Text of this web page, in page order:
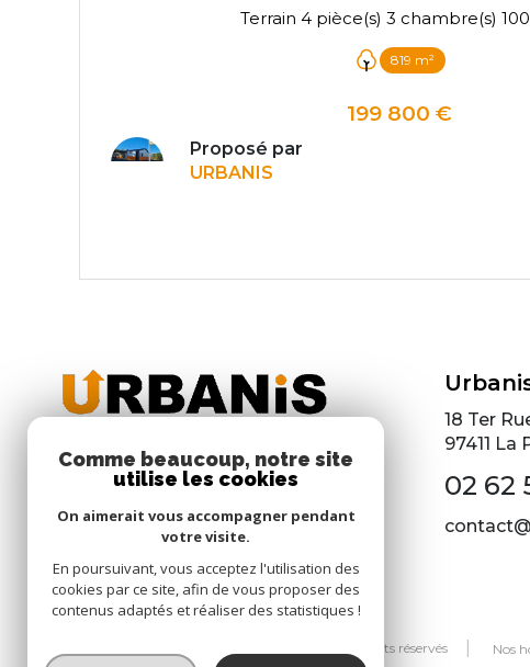
819 m²
199 800 €
Proposé par
URBANIS
18 Ter
97411 La
02 62
© 2026 | Tous droits réservés Nos
Comme beaucoup, notre site
utilise les cookies
On aimerait vous accompagner pendant
votre visite.
En poursuivant, vous acceptez l'utilisation des
cookies par ce site, afin de vous proposer des
contenus adaptés et réaliser des statistiques !